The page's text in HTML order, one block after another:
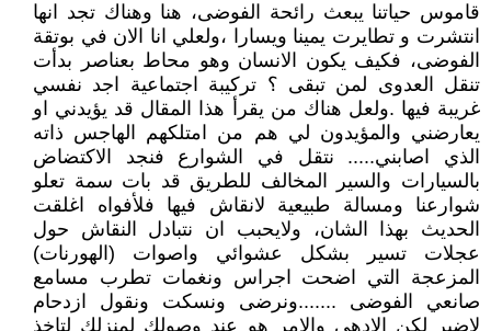
قاموس حياتنا يبعث رائحة الفوضى، هنا وهناك تجد انها
انتشرت و تطايرت يمينا ويسارا ،ولعلي انا الان في بوتقة
الفوضى، فكيف يكون الانسان وهو محاط بعناصر بدأت
تنقل العدوى لمن تبقى ؟ تركيبة اجتماعية اجد نفسي
غريبة فيها .ولعل هناك من يقرأ هذا المقال قد يؤيدني او
يعارضني والمؤيدون لي هم من امتلكهم الهاجس ذاته
الذي اصابني..... نتقل في الشوارع فنجد الاكتضاض
بالسيارات والسير المخالف للطريق قد بات سمة تعلو
شوارعنا ومسالة طبيعية لانقاش فيها فلأفواه اغلقت
الحديث بهذا الشان، ولايحبب ان نتبادل النقاش حول
عجلات تسير بشكل عشوائي واصوات (الهورنات)
المزعجة التي اضحت اجراس ونغمات تطرب مسامع
صانعي الفوضى .......ونرضى ونسكت ونقول ازدحام
لاضير لكن الادهى والامر هو عند وصولك لمنزلك لتاخذ